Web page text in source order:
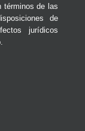
términos de las
de
jurídicos